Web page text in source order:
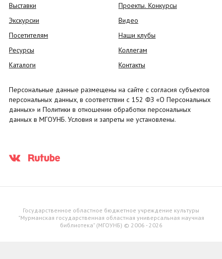
Выставки
Экскурсии
Посетителям
Ресурсы
Каталоги
Проекты. Конкурсы
Видео
Наши клубы
Коллегам
Контакты
Персональные данные размещены на сайте с согласия субъектов
персональных данных, в соответствии с 152 ФЗ «О Персональных
данных» и Политики в отношении обработки персональных
данных в МГОУНБ. Условия и запреты не установлены.
Государственное областное бюджетное учреждение культуры
"Мурманская государственная областная универсальная научная
библиотека" (МГОУНБ) © 2006 - 2026